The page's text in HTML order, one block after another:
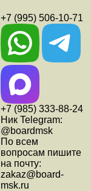
+7 (995) 506-10-71
+7 (985) 333-88-24
Ник Telegram:
@boardmsk
По всем
вопросам пишите
на почту:
zakaz@board-
msk.ru